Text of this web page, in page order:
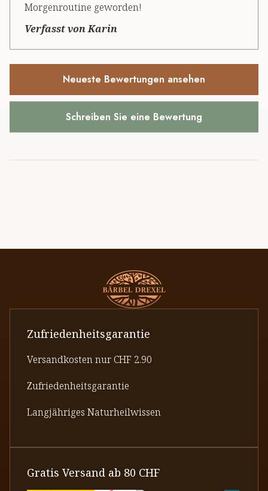
Morgenroutine geworden!
Verfasst von Karin
Neueste Bewertungen ansehen
Schreiben Sie eine Bewertung
Zufriedenheitsgarantie
Versandkosten nur CHF 2.90
Zufriedenheitsgarantie
Langjähriges Naturheilwissen
Gratis Versand ab 80 CHF